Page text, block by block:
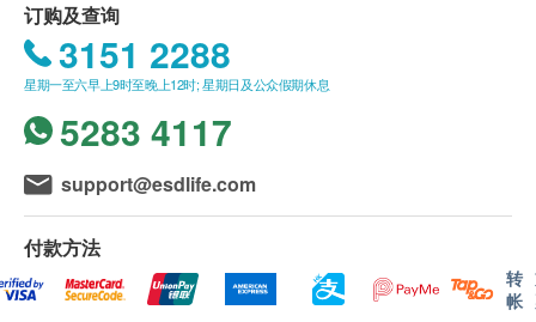
部份，以食指轻按喷咀，每边鼻孔可长喷 1 次，大概
2-3 秒。待多余分泌物流出后抺干鼻孔。
每边鼻孔每日可使用 2 至 6 次或多次，直至鼻塞症状
纾缓 (建议在不适期内使用)
每次使用后，用热水清洗喷咀，抺干后盖上保护盖待
用 。
警告:请仔细阅读包装盒。请将本产品放在儿童不能
接触的地方。
法国
购买产品总额满HK$250，即可享本地免费送货服
务。账单总额未满HK$250需附加HK$80运费。
我们将于确定订单后 4-7 个工作天内安排发货。
不排除运送时间会因节日而有所影响。当八号烈风
讯号悬挂或黑色暴雨警告生效时，送货服务时间将
会延迟。
倘若由于不可抗力的原因(包括但不限于由于天
灾、火灾、水灾、意外、暴乱、战争、政府政策、
罢工或任何不能控制的情况) 而未能准确地提供阁
下所需的货品或服务，顺荣投资贸易有限公司及健
订购及查询
3151 2288
星期一至六早上9时至晚上12时; 星期日及公众假期休息
5283 4117
support@esdlife.com
付款方法
转
帐